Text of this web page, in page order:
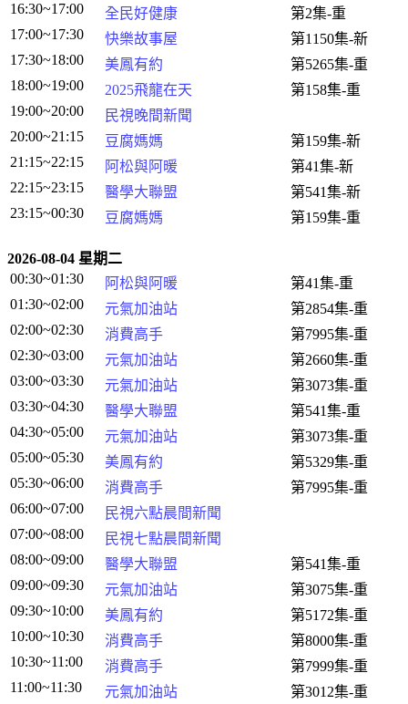
16:30~17:00
全民好健康
第2集-重
17:00~17:30
快樂故事屋
第1150集-新
17:30~18:00
美鳳有約
第5265集-重
18:00~19:00
2025飛龍在天
第158集-重
19:00~20:00
民視晚間新聞
20:00~21:15
豆腐媽媽
第159集-新
21:15~22:15
阿松與阿暖
第41集-新
22:15~23:15
醫學大聯盟
第541集-新
23:15~00:30
豆腐媽媽 第159集-重
2026-08-04 星期二
00:30~01:30
阿松與阿暖
第41集-重
01:30~02:00
元氣加油站
第2854集-重
02:00~02:30
消費高手
第7995集-重
02:30~03:00
元氣加油站
第2660集-重
03:00~03:30
元氣加油站
第3073集-重
03:30~04:30
醫學大聯盟
第541集-重
04:30~05:00
元氣加油站
第3073集-重
05:00~05:30
美鳳有約
第5329集-重
05:30~06:00
消費高手
第7995集-重
06:00~07:00
民視六點晨間新聞
07:00~08:00
民視七點晨間新聞
08:00~09:00
醫學大聯盟
第541集-重
09:00~09:30
元氣加油站
第3075集-重
09:30~10:00
美鳳有約
第5172集-重
10:00~10:30
消費高手
第8000集-重
10:30~11:00
消費高手
第7999集-重
11:00~11:30
元氣加油站
第3012集-重